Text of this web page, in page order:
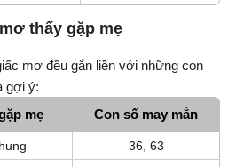
thấy gặp mẹ
mơ đều gắn liền với những con
gợi ý:
mẹ
Con số may mắn
36, 63